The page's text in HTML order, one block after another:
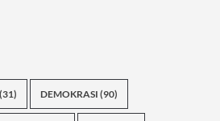
(31) DEMOKRASI (90)